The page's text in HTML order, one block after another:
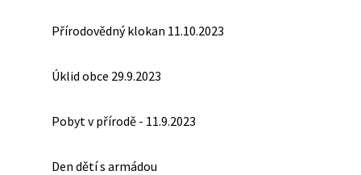
Přírodovědný klokan 11.10.2023
Úklid obce 29.9.2023
Pobyt v přírodě - 11.9.2023
Den dětí s armádou